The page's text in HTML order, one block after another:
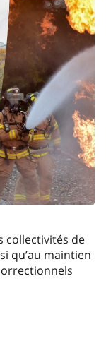
collectivités de
qu’au maintien